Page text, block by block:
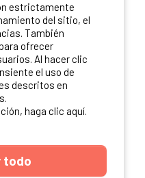
estrictamente
del sitio, el
También
ofrecer
Al hacer clic
el uso de
descritos en
haga clic aquí.
todo